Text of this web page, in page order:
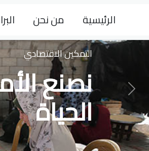
الرئيسية من نحن
التمكين الاقتصادي
نصنع
الحياة التالي